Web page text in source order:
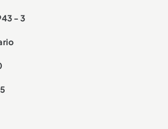
- 3